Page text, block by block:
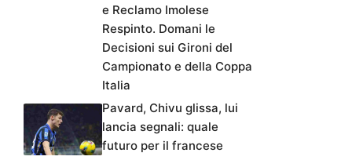
e Reclamo Imolese
Respinto. Domani le
Decisioni sui Gironi del
Campionato e della Coppa
Italia
Pavard, Chivu glissa, lui
lancia segnali: quale
futuro per il francese